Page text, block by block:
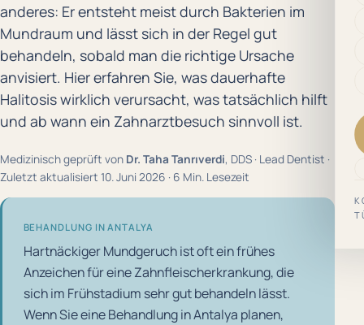
anderes: Er entsteht meist durch Bakterien im
Mundraum und lässt sich in der Regel gut
behandeln, sobald man die richtige Ursache
anvisiert. Hier erfahren Sie, was dauerhafte
Halitosis wirklich verursacht, was tatsächlich hilft
und ab wann ein Zahnarztbesuch sinnvoll ist.
Medizinisch geprüft von Dr. Taha Tanrıverdi, DDS · Lead Dentist ·
Zuletzt aktualisiert 10. Juni 2026 · 6 Min. Lesezeit
BEHANDLUNG IN ANTALYA
Hartnäckiger Mundgeruch ist oft ein frühes
Anzeichen für eine Zahnfleischerkrankung, die
sich im Frühstadium sehr gut behandeln lässt.
Wenn Sie eine Behandlung in Antalya planen,